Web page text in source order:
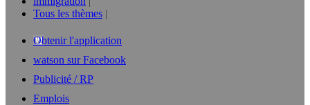
Tous les thèmes
Obtenir l'application
watson sur Facebook
Publicité / RP
Emplois